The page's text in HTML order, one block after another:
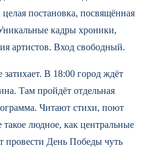
постановка, посвящённая
кадры хроники,
артистов. Вход свободный.
В 18:00 город ждёт
Там пройдёт отдельная
Читают стихи, поют
людное, как центральные
провести День Победы чуть